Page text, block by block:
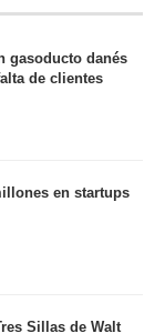
gasoducto danés
de clientes
en startups
Sillas de Walt